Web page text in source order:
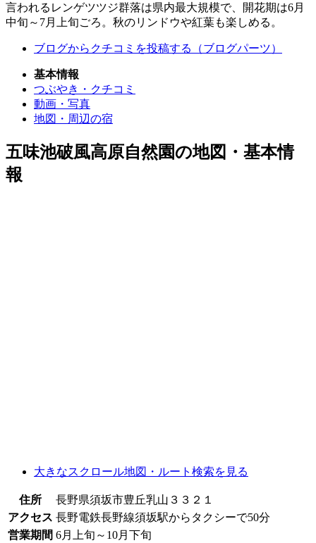
言われるレンゲツツジ群落は県内最大規模で、開花期は6月
中旬～7月上旬ごろ。秋のリンドウや紅葉も楽しめる。
ブログからクチコミを投稿する（ブログパーツ）
基本情報
つぶやき・クチコミ
動画・写真
地図・周辺の宿
五味池破風高原自然園の地図・基本情
報
大きなスクロール地図 ・ルート検索を見る
住所
長野県須坂市豊丘乳山３３２１
アクセス 長野電鉄長野線須坂駅からタクシーで50分
営業期間 6月上旬～10月下旬